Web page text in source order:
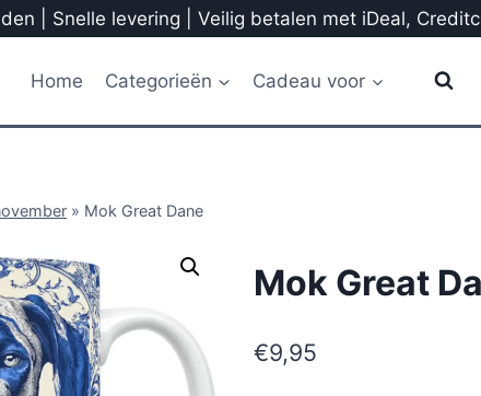
| Snelle levering | Veilig betalen met iDeal,
Home Categorieën Cadeau voor
» Mok Great Dane
Mok Great
€9,95